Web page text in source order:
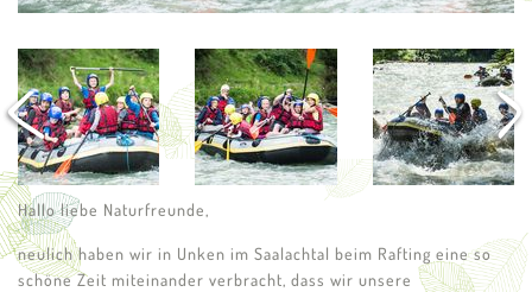
Hallo liebe Naturfreunde,
neulich haben wir in Unken im Saalachtal beim Rafting eine so
schöne Zeit miteinander verbracht, dass wir unsere